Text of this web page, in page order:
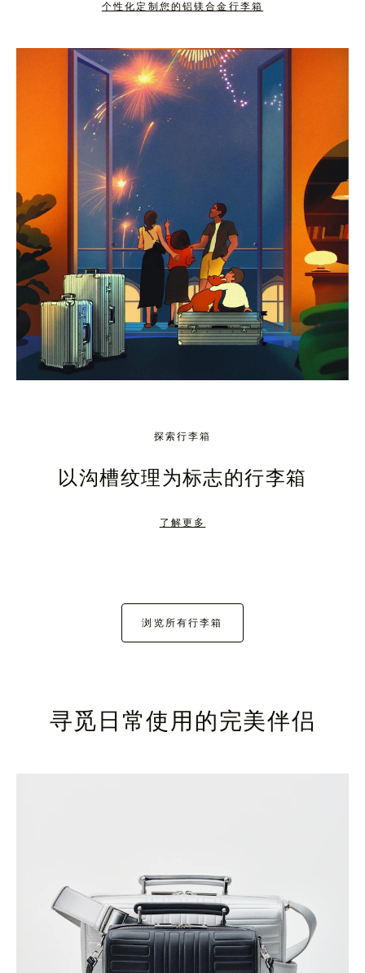
下
击
按
钮
取
消
静
个性化定制您的铝镁合金行李箱
探索行李箱
以沟槽纹理为标志的行李箱
了解更多
浏览所有行李箱
寻觅日常使用的完美伴侣